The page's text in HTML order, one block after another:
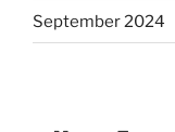
September 2024